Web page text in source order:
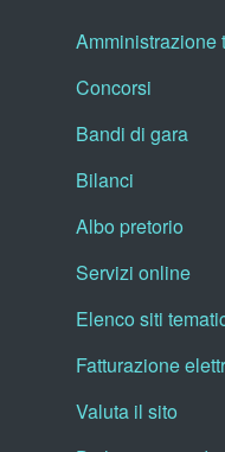
Amministrazione
Concorsi
Bandi di gara
Bilanci
Albo pretorio
Servizi online
Elenco siti
Fatturazione
Valuta il sito